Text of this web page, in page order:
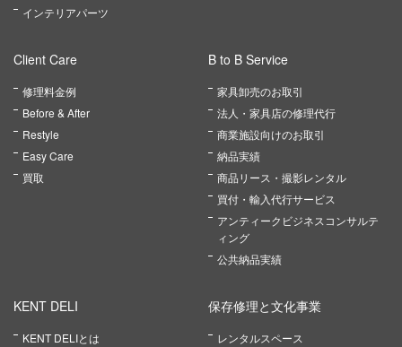
インテリアパーツ
Client Care
修理料金例
Before & After
Restyle
Easy Care
買取
B to B Service
家具卸売のお取引
法人・家具店の修理代行
商業施設向けのお取引
納品実績
商品リース・撮影レンタル
買付・輸入代行サービス
アンティークビジネスコンサルテ
ィング
公共納品実績
KENT DELI
KENT DELIとは
保存修理と文化事業
レンタルスペース